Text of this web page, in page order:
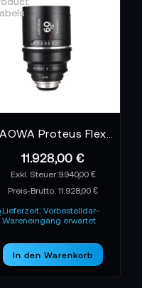
11.928,00 €
9.940,00 €
Preis-Brutto:11.928,00 €
Lieferzeit: Vorbestelldar-
Wareneingang erwartet
In den Warenkorb